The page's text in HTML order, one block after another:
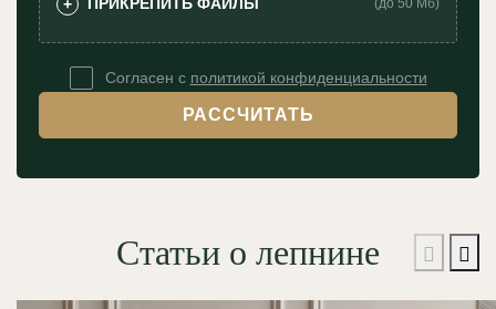
+ (до 50 Мб)
Согласен с политикой конфиденциальности
РАССЧИТАТЬ
Статьи о лепнине